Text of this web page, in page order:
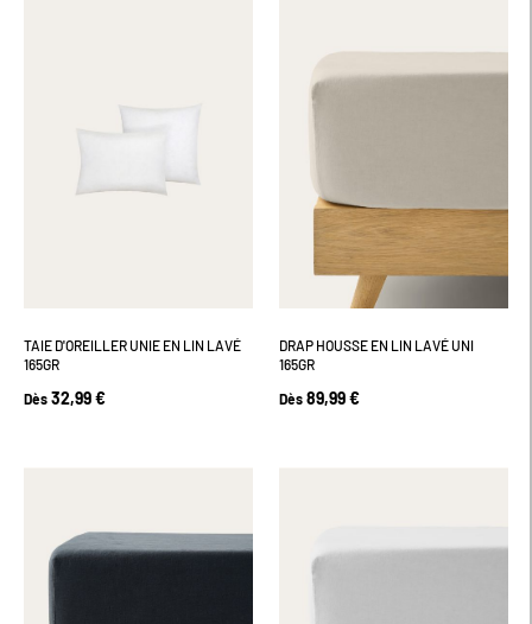
TAIE D'OREILLER UNIE EN LIN LAVÉ
165GR
Dès 32,99 €
DRAP HOUSSE EN LIN LAVÉ UNI
165GR
Dès 89,99 €